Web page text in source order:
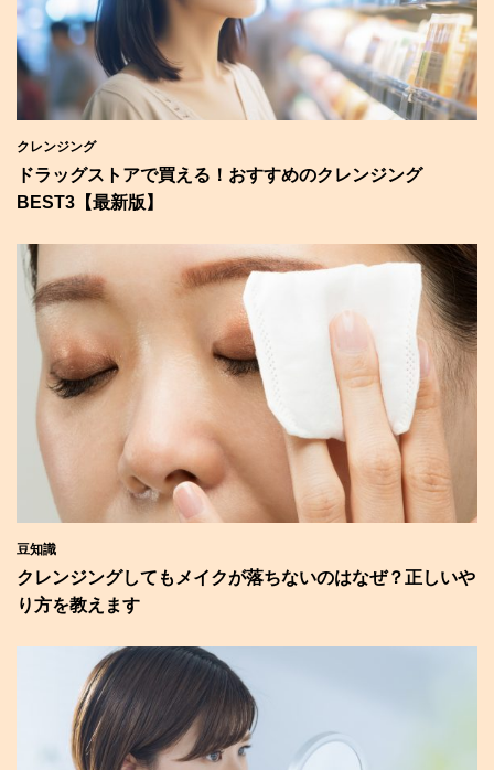
クレンジング
ドラッグストアで買える！おすすめのクレンジング
BEST3【最新版】
豆知識
クレンジングしてもメイクが落ちないのはなぜ？正しいや
り方を教えます